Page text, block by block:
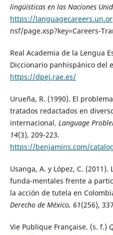
lingüísticas en las Naciones
https://
nsf/page.xsp?key=Careers-
Real Academia de la Lengua
Diccionario panhispánico del
https://dpej.rae.es/
Urueña, R. (1990). El
tratados redactados en
internacional. Language
14(3), 209-223.
https://benjamins.com/
Usanga, A. y López, C.
funda-mentales frente a
la acción de tutela en
Derecho de México, 61(256),
Vie Publique Française. (s. f.)